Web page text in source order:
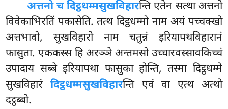
अत्तनो च दिट्ठधम्मसुखविहारन्ति एतेन सत्था अत्तनो
विवेकाभिरतिं पकासेति. तत्थ दिट्ठधम्मो नाम अयं पच्चक्खो
अत्तभावो, सुखविहारो नाम चतुन्नं इरियापथविहारानं
फासुता. एककस्स हि अरञ्ञे अन्तमसो उच्चारवस्सावकिच्चं
उपादाय सब्बे इरियापथा फासुका होन्ति, तस्मा दिट्ठधम्मे
सुखविहारं दिट्ठधम्मसुखविहारन्ति एवं वा एत्थ अत्थो
दट्ठब्बो.